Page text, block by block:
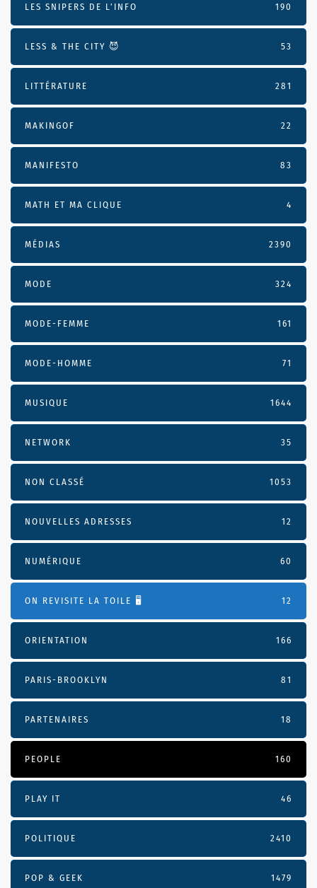
LES SNIPERS DE L’INFO 190
LESS & THE CITY 😈 53
LITTÉRATURE 281
MAKINGOF 22
MANIFESTO 83
MATH ET MA CLIQUE 4
MÉDIAS 2390
MODE 324
MODE-FEMME 161
MODE-HOMME 71
MUSIQUE 1644
NETWORK 35
NON CLASSÉ 1053
NOUVELLES ADRESSES 12
NUMÉRIQUE 60
ON REVISITE LA TOILE 🖥️ 12
ORIENTATION 166
PARIS-BROOKLYN 81
PARTENAIRES 18
PEOPLE 160
PLAY IT 46
POLITIQUE 2410
POP & GEEK 1479